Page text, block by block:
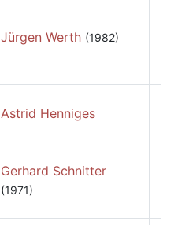
Jürgen Werth (1982)
Astrid Henniges
Gerhard Schnitter
(1971)